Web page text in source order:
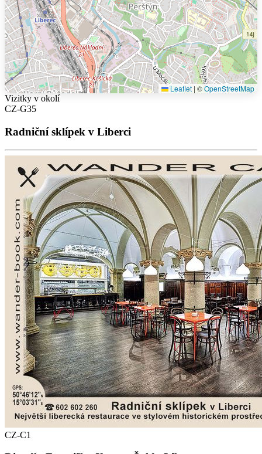
Leaflet | ©OpenStreetMap
Vizitky v okolí
CZ-G35
Radniční sklípek v Liberci
CZ-C1